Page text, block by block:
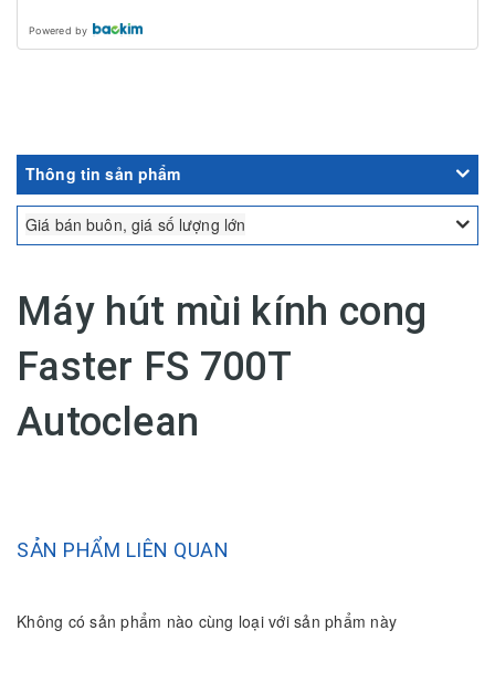
Powered by
Thông tin sản phẩm
Giá bán buôn, giá số lượng lớn
Máy hút mùi kính cong
Faster FS 700T
Autoclean
SẢN PHẨM LIÊN QUAN
Không có sản phẩm nào cùng loại với sản phẩm này